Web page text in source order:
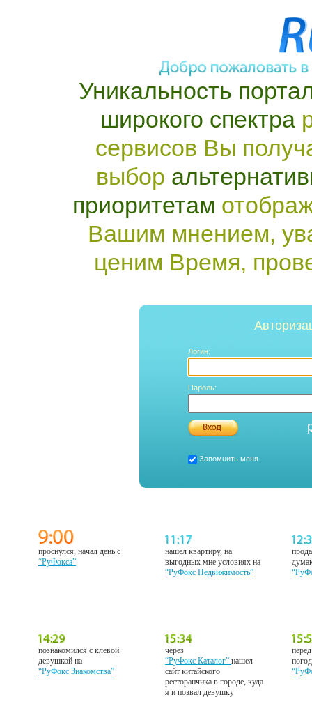
Уникальность
широкого спектра
сервисов Вы
выбор
приоритетам
Вашим мнением,
ценим Время,
Логин:
Пароль:
Запомнить меня
проснулся, начал день с
“РуФокса”
нашел квартиру, на
выгодных мне условиях на
“РуФокс Недвижимость”
познакомился с клевой
девушкой на
“РуФокс Знакомства”
через
“РуФокс Каталог”нашел
сайт китайского
ресторанчика в городе, куда
я и позвал девушку